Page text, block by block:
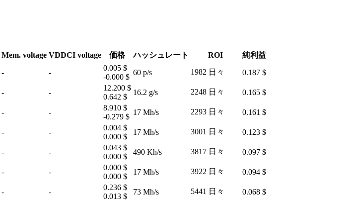
Mem. voltage VDDCI voltage 価格 ハッシュレート ROI 純利益
- -
0.005 $
-0.000 $
60 p/s 1982 日々 0.187 $
- -
12.200 $
0.642 $
16.2 g/s 2248 日々 0.165 $
- -
8.910 $
-0.279 $
17 Mh/s 2293 日々 0.161 $
- -
0.004 $
0.000 $
17 Mh/s 3001 日々 0.123 $
- -
0.043 $
0.000 $
490 Kh/s 3817 日々 0.097 $
- -
0.000 $
0.000 $
17 Mh/s 3922 日々 0.094 $
- -
0.236 $
0.013 $
73 Mh/s 5441 日々 0.068 $